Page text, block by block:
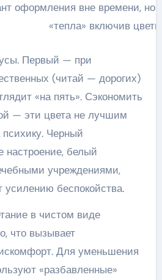
оформления вне времени, но
«тепла» включив
Первый — при
(читай — дорогих)
«на пять». Сэкономить
— эти цвета не лучшим
Черный
настроение, белый
учреждениями,
усилению беспокойства.
в чистом виде
что вызывает
Для уменьшения
«разбавленные»